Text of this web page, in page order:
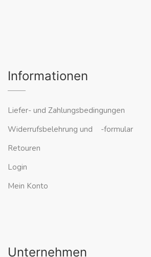
Informationen
Liefer- und Zahlungsbedingungen
Widerrufsbelehrung und -formular
Retouren
Login
Mein Konto
Unternehmen